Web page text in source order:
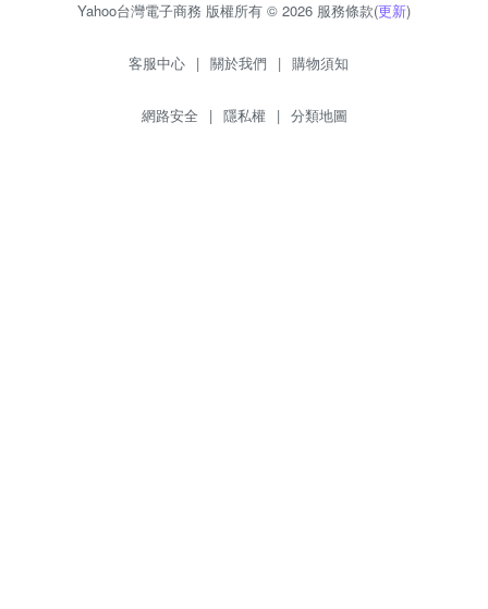
Yahoo台灣電子商務 版權所有 © 2026 服務條款(更新)
客服中心 | 關於我們 | 購物須知
網路安全 | 隱私權 | 分類地圖